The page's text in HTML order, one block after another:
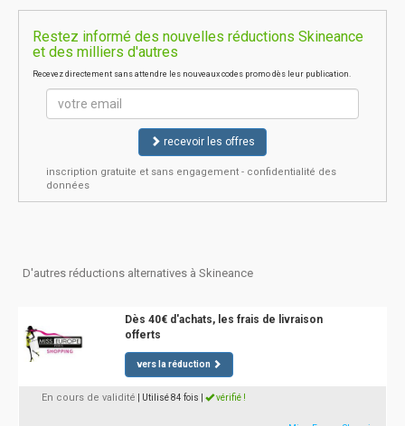
Restez informé des nouvelles réductions Skineance
et des milliers d'autres
Recevez directement sans attendre les nouveaux codes promo dès leur publication.
recevoir les offres
inscription gratuite et sans engagement - confidentialité des
données
D'autres réductions alternatives à Skineance
Dès 40€ d'achats, les frais de livraison
offerts
vers la réduction
En cours de validité | Utilisé 84 fois vérifié !